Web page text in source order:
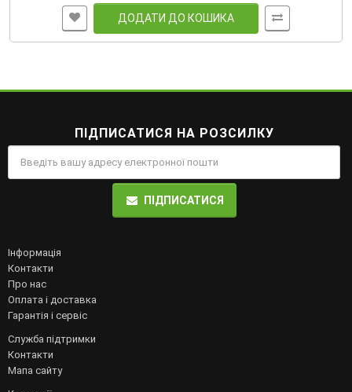
ДОДАТИ ДО КОШИКА
ПІДПИСАТИСЯ НА РОЗСИЛКУ
ПІДПИСАТИСЯ
Інформація
Контакти
Про нас
Оплата і доставка
Гарантія і сервіс
Служба підтримки
Контакти
Мапа сайту